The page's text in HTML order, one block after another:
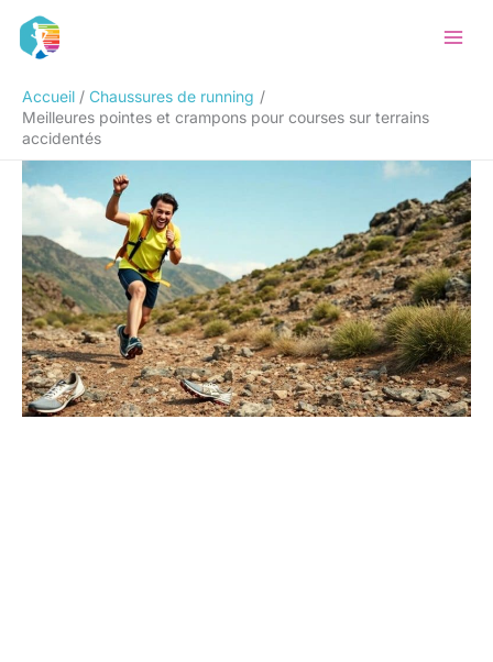
Accueil
Chaussures de running
Meilleures pointes et crampons pour courses sur terrains
accidentés
Rechercher